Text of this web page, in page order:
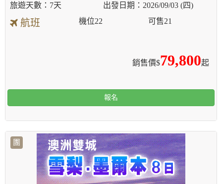
7天 2026/09/03 (四)
航班
銷售價$79,800起
機位22 可售21
報名
團